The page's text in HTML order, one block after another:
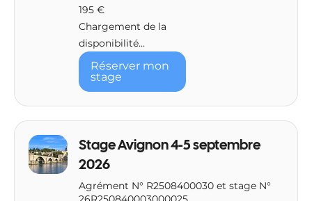
195
euros
195 €
Chargement de la
disponibilité...
Réserver mon
stage
Stage Avignon 4-5 septembre
2026
Agrément N° R2508400030 et stage N°